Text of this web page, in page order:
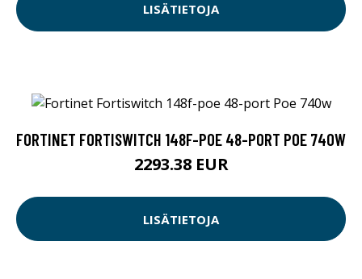
LISÄTIETOJA
FORTINET FORTISWITCH 148F-POE 48-PORT POE 740W
2293.38 EUR
LISÄTIETOJA